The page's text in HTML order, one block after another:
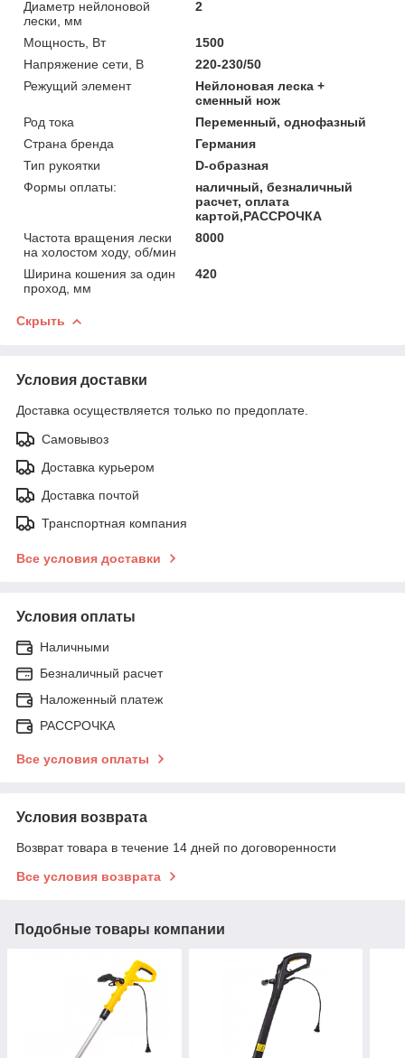
Диаметр нейлоновой
лески, мм
2
Мощность, Вт
1500
Напряжение сети, В
220-230/50
Режущий элемент
Нейлоновая леска +
сменный нож
Род тока
Переменный, однофазный
Страна бренда
Германия
Тип рукоятки
D-образная
Формы оплаты:
наличный, безналичный
расчет, оплата
картой,РАССРОЧКА
Частота вращения лески
на холостом ходу, об/мин
8000
Ширина кошения за один
проход, мм
420
Скрыть
Условия доставки
Доставка осуществляется только по предоплате.
Самовывоз
Доставка курьером
Доставка почтой
Транспортная компания
Все условия доставки
Условия оплаты
Наличными
Безналичный расчет
Наложенный платеж
РАССРОЧКА
Все условия оплаты
Условия возврата
Возврат товара в течение 14 дней по договоренности
Все условия возврата
Подобные товары компании